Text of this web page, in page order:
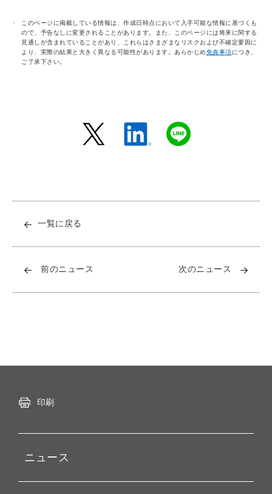
このページに掲載している情報は、作成日時点において入手可能な情報に基づくも
ので、予告なしに変更されることがあります。また、このページには将来に関する
見通しが含まれていることがあり、これらはさまざまなリスクおよび不確定要因に
より、実際の結果と大きく異なる可能性があります。あらかじめ免責事項につき、
ご了承下さい。
一覧に戻る
前のニュース 次のニュース
印刷
ニュース